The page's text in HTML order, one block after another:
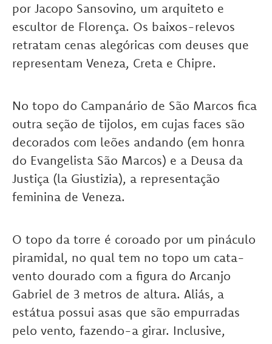
por Jacopo Sansovino, um arquiteto e
escultor de Florença. Os baixos-relevos
retratam cenas alegóricas com deuses que
representam Veneza, Creta e Chipre.
No topo do Campanário de São Marcos fica
outra seção de tijolos, em cujas faces são
decorados com leões andando (em honra
do Evangelista São Marcos) e a Deusa da
Justiça (la Giustizia), a representação
feminina de Veneza.
O topo da torre é coroado por um pináculo
piramidal, no qual tem no topo um cata-
vento dourado com a figura do Arcanjo
Gabriel de 3 metros de altura. Aliás, a
estátua possui asas que são empurradas
pelo vento, fazendo-a girar. Inclusive,